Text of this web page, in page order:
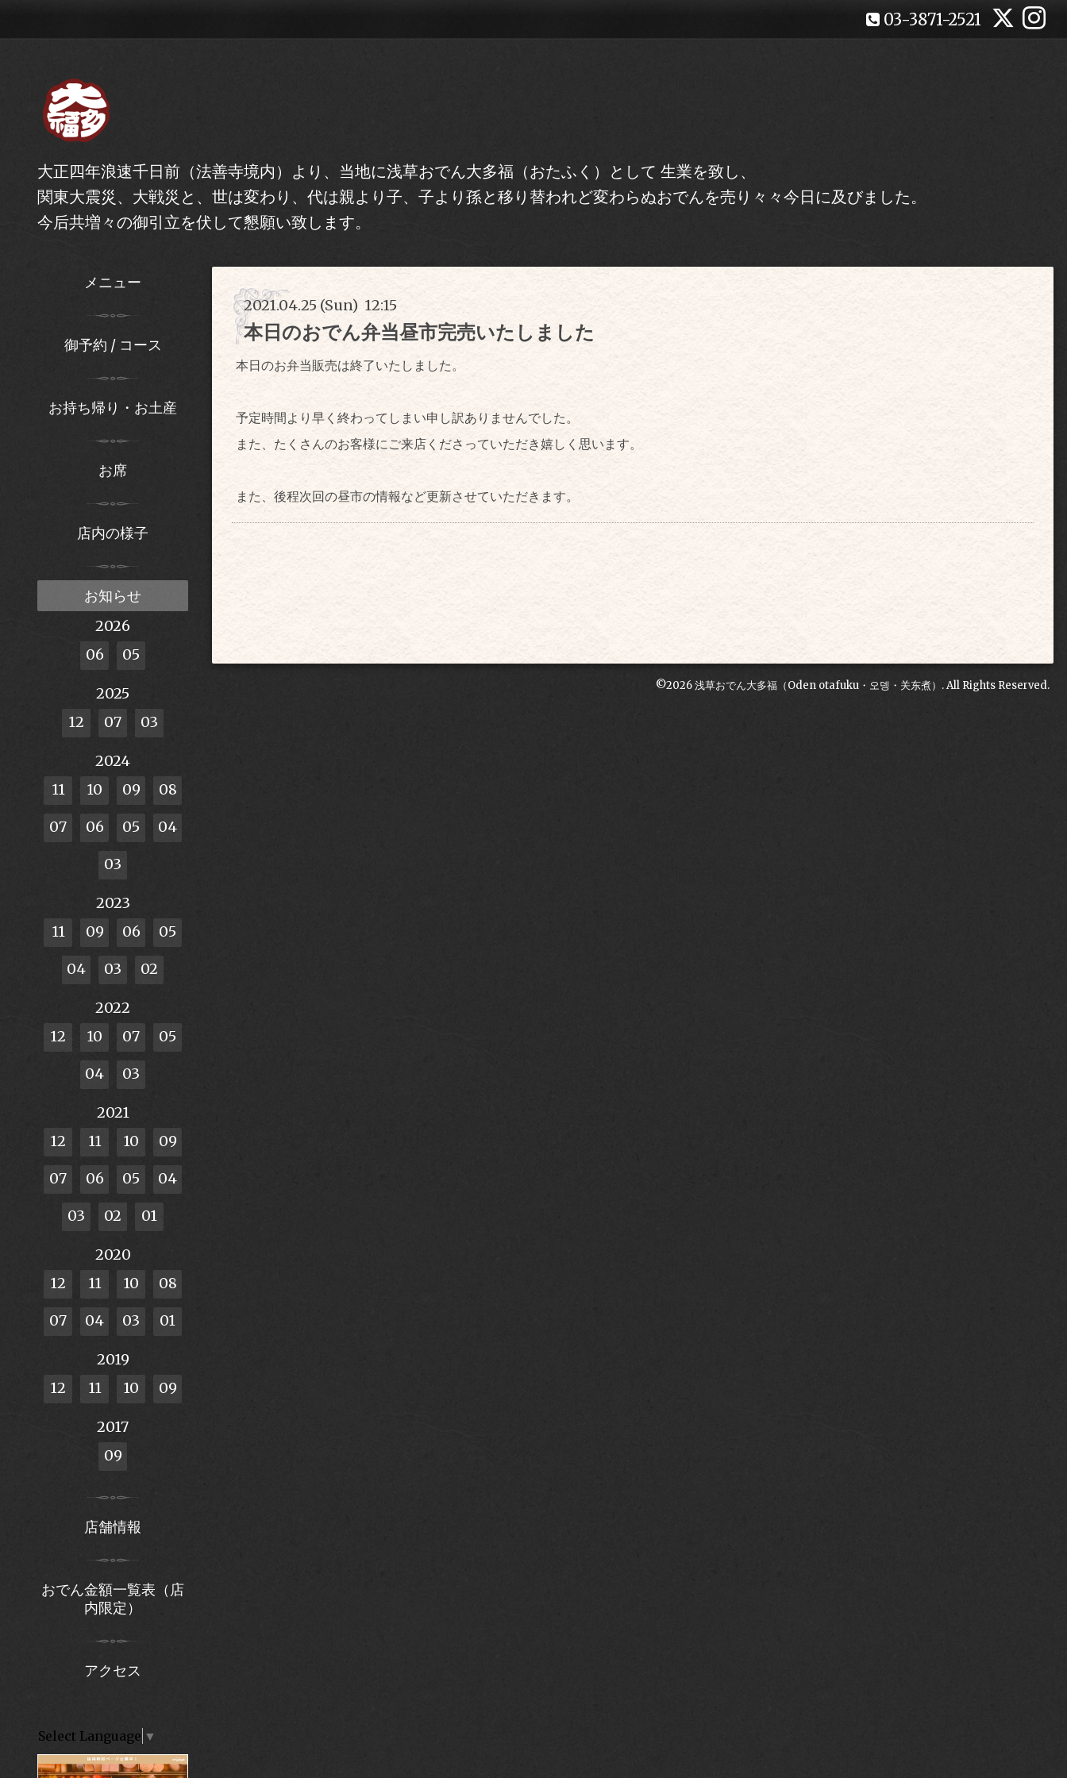
03-3871-2521
大正四年浪速千日前（法善寺境内）より、当地に浅草おでん大多福（おたふく）として 生業を致し、
関東大震災、大戦災と、世は変わり、代は親より子、子より孫と移り替われど変わらぬおでんを売り々々今日に及びました。
今后共増々の御引立を伏して懇願い致します。
2021.04.25 (Sun) 12:15
本日のおでん弁当昼市完売いたしました
本日のお弁当販売は終了いたしました。
予定時間より早く終わってしまい申し訳ありませんでした。
また、たくさんのお客様にご来店くださっていただき嬉しく思います。
また、後程次回の昼市の情報など更新させていただきます。
©2026浅草おでん大多福（Oden otafuku・오뎅・关东煮） . All Rights Reserved.
メニュー
御予約 / コース
お持ち帰り・お土産
お席
店内の様子
お知らせ
2026
06
05
2025
12
07 03
2024
11
10 09 08
07 06 05 04
03
2023
11
09 06 05
04 03 02
2022
12
10 07 05
04 03
2021
12
11 10 09
07 06 05 04
03 02 01
2020
12
11 10 08
07 04 03 01
2019
12
11 10 09
2017
09
店舗情報
おでん金額一覧表（店
内限定）
アクセス
Select Language ▼